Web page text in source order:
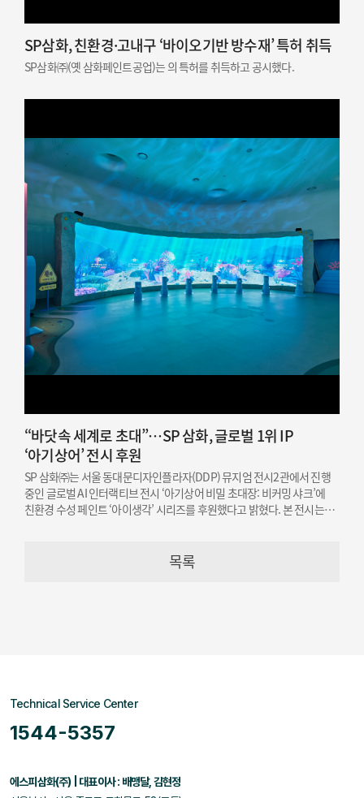
SP삼화, 친환경·고내구 ‘바이오기반 방수재’ 특허 취득
SP삼화㈜(옛 삼화페인트공업)는 의 특허를 취득하고 공시했다.
“바닷속 세계로 초대”…SP 삼화, 글로벌 1위 IP
‘아기상어’ 전시 후원
SP 삼화㈜는 서울 동대문디자인플라자(DDP) 뮤지엄 전시2관에서 진행
중인 글로벌 AI 인터랙티브 전시 ‘아기상어 비밀 초대장: 비커밍 샤크’에
친환경 수성 페인트 ‘아이생각’ 시리즈를 후원했다고 밝혔다. 본 전시는
목록
Technical Service Center
1544-5357
에스피삼화(주) | 대표이사 : 배맹달, 김현정